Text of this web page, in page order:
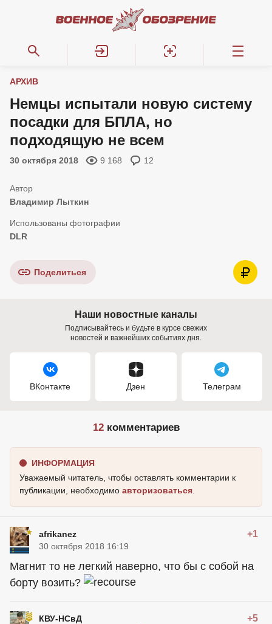
АРХИВ
Немцы испытали новую систему
посадки для БПЛА, но
подходящую не всем
30 октября 2018 9 168 12
Владимир Лыткин
DLR
Поделиться
Наши новостные каналы
Подписывайтесь и будьте в курсе свежих
новостей и важнейших событиях дня.
ВКонтакте Дзен Телеграм
12комментариев
ИНФОРМАЦИЯ
Уважаемый читатель, чтобы оставлять комментарии к
публикации, необходимо авторизоваться
afrikanez +1
30 октября 2018 16:19
Магнит то не легкий наверно, что бы с собой на
борту возить?
КВУ-НСвД +5